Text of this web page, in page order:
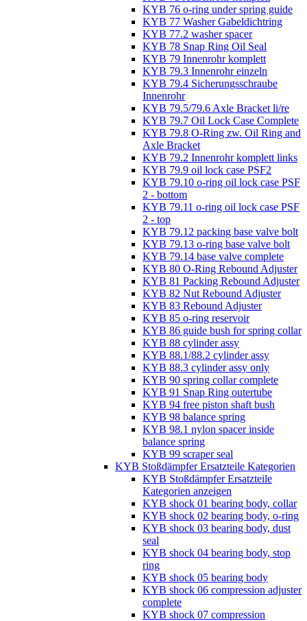
KYB 76 o-ring under spring guide
KYB 77 Washer Gabeldichtring
KYB 77.2 washer spacer
KYB 78 Snap Ring Oil Seal
KYB 79 Innenrohr komplett
KYB 79.3 Innenrohr einzeln
KYB 79.4 Sicherungsschraube
Innenrohr
KYB 79.5/79.6 Axle Bracket li/re
KYB 79.7 Oil Lock Case Complete
KYB 79.8 O-Ring zw. Oil Ring and
Axle Bracket
KYB 79.2 Innenrohr komplett links
KYB 79.9 oil lock case PSF2
KYB 79.10 o-ring oil lock case PSF
2 - bottom
KYB 79.11 o-ring oil lock case PSF
2 - top
KYB 79.12 packing base valve bolt
KYB 79.13 o-ring base valve bolt
KYB 79.14 base valve complete
KYB 80 O-Ring Rebound Adjuster
KYB 81 Packing Rebound Adjuster
KYB 82 Nut Rebound Adjuster
KYB 83 Rebound Adjuster
KYB 85 o-ring reservoir
KYB 86 guide bush for spring collar
KYB 88 cylinder assy
KYB 88.1/88.2 cylinder assy
KYB 88.3 cylinder assy only
KYB 90 spring collar complete
KYB 91 Snap Ring outertube
KYB 94 free piston shaft bush
KYB 98 balance spring
KYB 98.1 nylon spacer inside
balance spring
KYB 99 scraper seal
KYB Stoßdämpfer Ersatzteile Kategorien
KYB Stoßdämpfer Ersatzteile
Kategorien anzeigen
KYB shock 01 bearing body, collar
KYB shock 02 bearing body, o-ring
KYB shock 03 bearing body, dust
seal
KYB shock 04 bearing body, stop
ring
KYB shock 05 bearing body
KYB shock 06 compression adjuster
complete
KYB shock 07 compression